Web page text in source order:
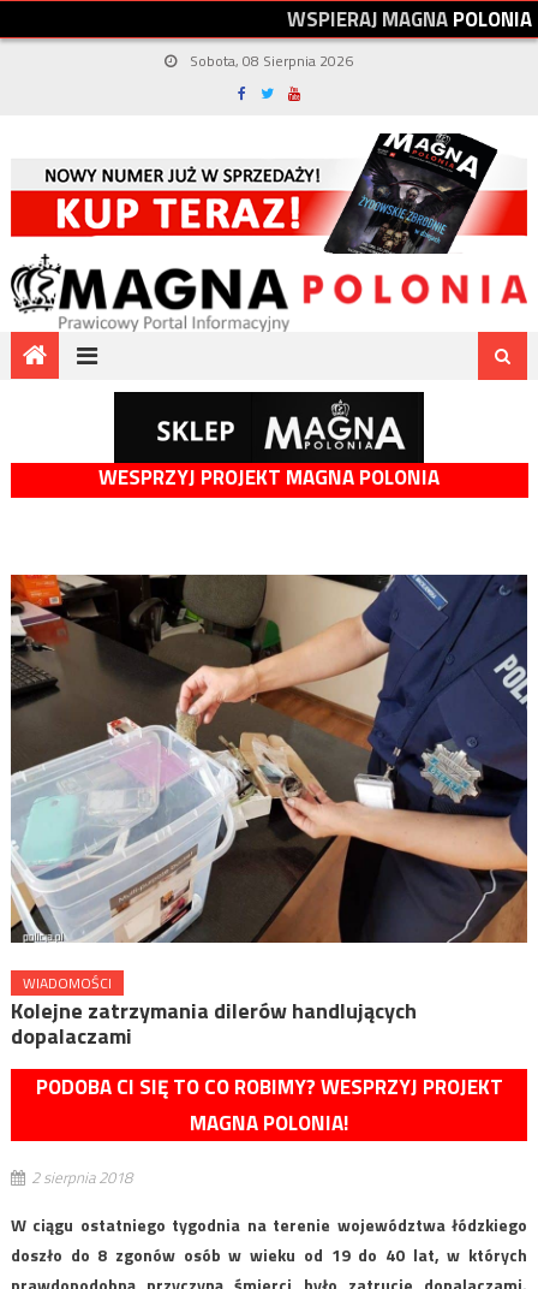
WSPIERAJMAGNAPOLONIA
Sobota, 08 Sierpnia 2026
WESPRZYJ PROJEKT MAGNA POLONIA
WIADOMOŚCI
Kolejne zatrzymania dilerów handlujących
dopalaczami
PODOBA CI SIĘ TO CO ROBIMY? WESPRZYJ PROJEKT
MAGNA POLONIA!
2 sierpnia 2018
W ciągu ostatniego tygodnia na terenie województwa łódzkiego
doszło do 8 zgonów osób w wieku od 19 do 40 lat, w których